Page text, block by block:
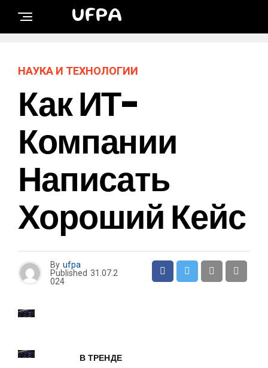
UFPA
НАУКА И ТЕХНОЛОГИИ
Как ИТ-
Компании
Написать
Хороший Кейс
By ufpa
Published 31.07.2
024
В ТРЕНДЕ